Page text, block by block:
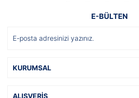
E-BÜLTEN
KURUMSAL
ALIŞVERİŞ